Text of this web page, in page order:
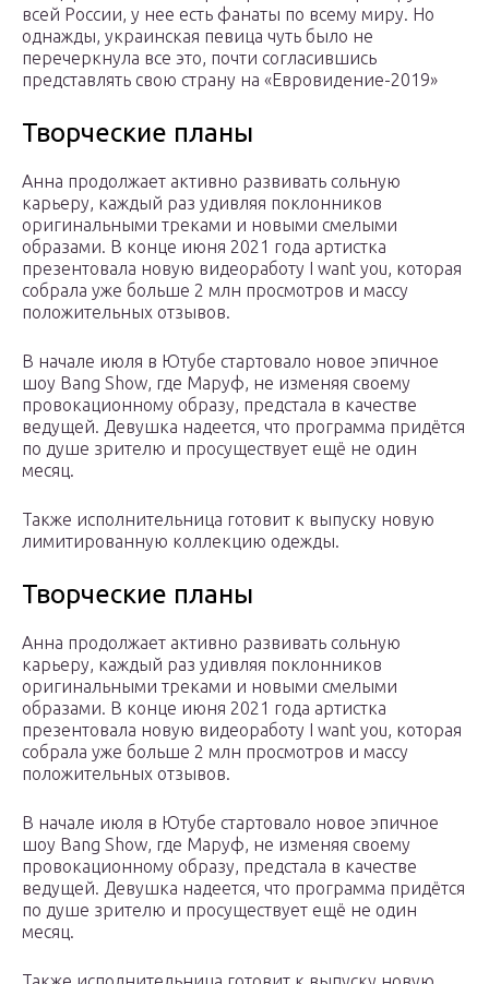
всей России, у нее есть фанаты по всему миру. Но
однажды, украинская певица чуть было не
перечеркнула все это, почти согласившись
представлять свою страну на «Евровидение-2019»
Творческие планы
Анна продолжает активно развивать сольную
карьеру, каждый раз удивляя поклонников
оригинальными треками и новыми смелыми
образами. В конце июня 2021 года артистка
презентовала новую видеоработу I want you, которая
собрала уже больше 2 млн просмотров и массу
положительных отзывов.
В начале июля в Ютубе стартовало новое эпичное
шоу Bang Show, где Маруф, не изменяя своему
провокационному образу, предстала в качестве
ведущей. Девушка надеется, что программа придётся
по душе зрителю и просуществует ещё не один
месяц.
Также исполнительница готовит к выпуску новую
лимитированную коллекцию одежды.
Творческие планы
Анна продолжает активно развивать сольную
карьеру, каждый раз удивляя поклонников
оригинальными треками и новыми смелыми
образами. В конце июня 2021 года артистка
презентовала новую видеоработу I want you, которая
собрала уже больше 2 млн просмотров и массу
положительных отзывов.
В начале июля в Ютубе стартовало новое эпичное
шоу Bang Show, где Маруф, не изменяя своему
провокационному образу, предстала в качестве
ведущей. Девушка надеется, что программа придётся
по душе зрителю и просуществует ещё не один
месяц.